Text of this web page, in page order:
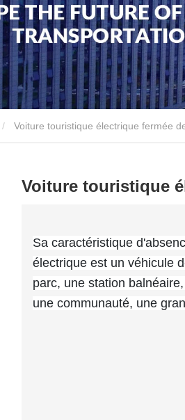
Voiture touristique électrique fermée
Voiture touristique
Sa caractéristique
électrique est un véhicule
parc, une station
une communauté, une